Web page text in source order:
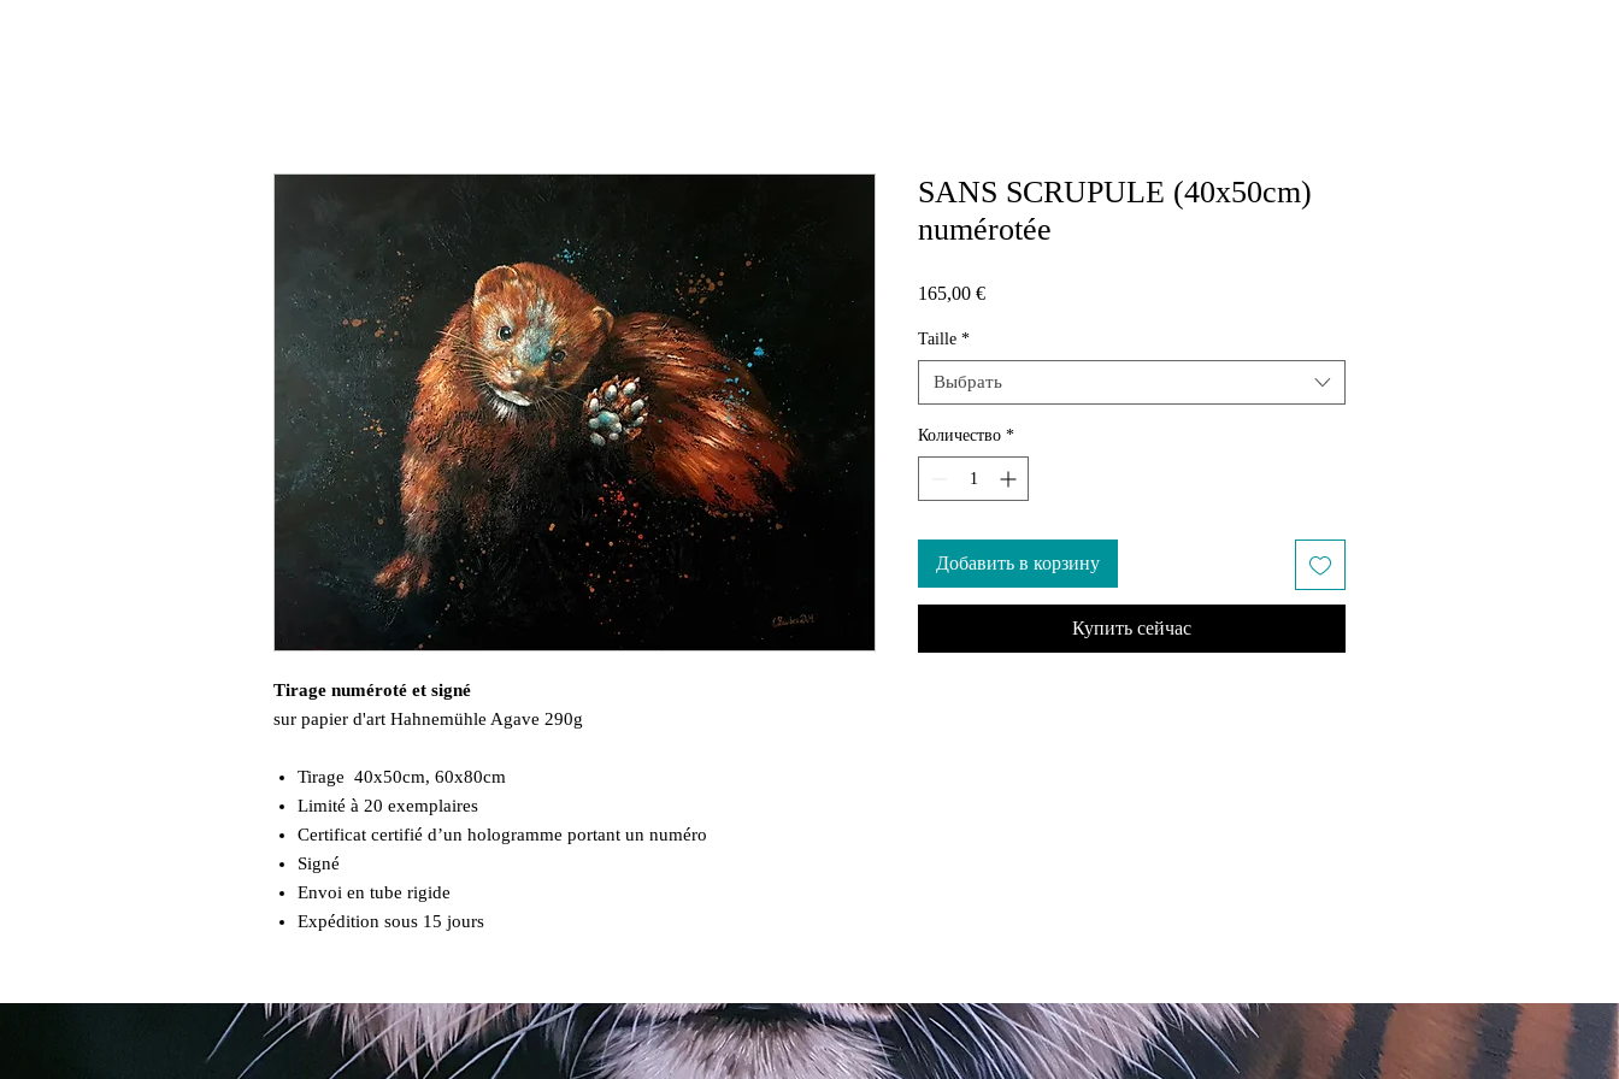
Tirage numéroté et signé
sur papier d'art Hahnemühle Agave 290g
Tirage 40x50cm, 60x80cm
Limité à 20 exemplaires
Certificat certifié d’un hologramme portant un numéro
Signé
Envoi en tube rigide
Expédition sous 15 jours
SANS SCRUPULE (40x50cm)
numérotée
165,00 €Цена
Taille *
Выбрать
Количество *
Добавить в корзину
Купить сейчас